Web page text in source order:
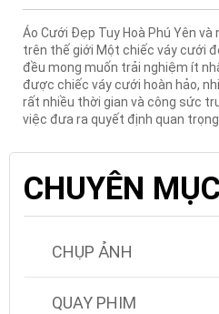
Áo Cưới Đẹp Tuy Hoà Phú Yên
trên thế giới Một chiếc váy cưới
đều mong muốn trải nghiệm ít
được chiếc váy cưới hoàn hảo,
rất nhiều thời gian và công sức
việc đưa ra quyết định quan trọng
CHUYÊN MỤC
CHỤP ẢNH
QUAY PHIM